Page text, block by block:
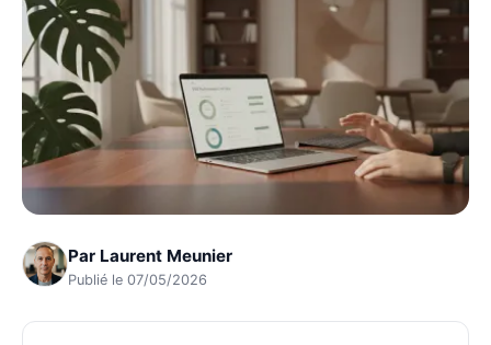
Par Laurent Meunier
Publié le 07/05/2026